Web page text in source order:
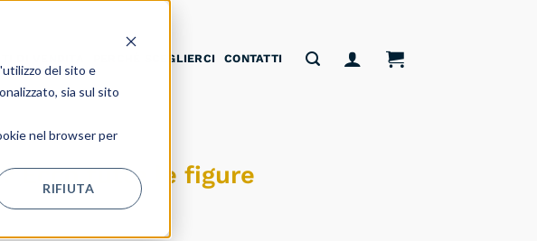
del sito e
sia sul sito
nel browser per
RIFIUTA
PERCHÉ SCEGLIERCI CONTATTI
Ecco tutte le figure